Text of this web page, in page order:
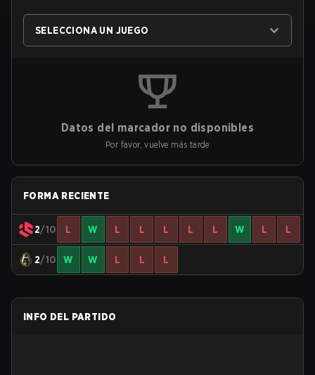
SELECCIONA UN JUEGO
Datos del marcador no disponibles
Por favor, vuelve más tarde
FORMA RECIENTE
2/10 L W L L L L L W L L
2/10 W W L L L
INFO DEL PARTIDO